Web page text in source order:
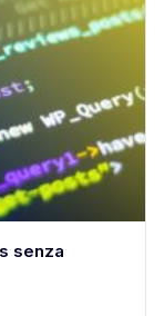
senza